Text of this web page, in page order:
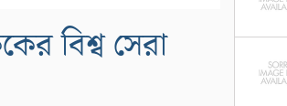
বিশ্ব সেরা